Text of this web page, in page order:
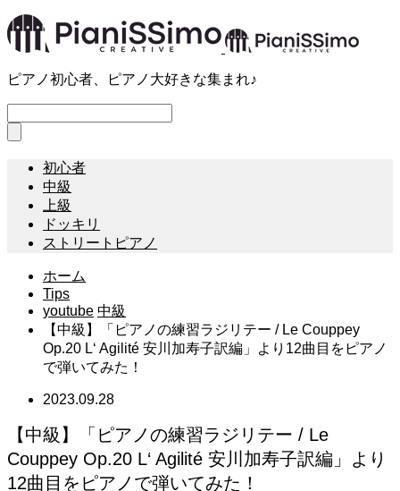
ピアノ初心者、ピアノ大好きな集まれ♪
初心者
中級
上級
ドッキリ
ストリートピアノ
ホーム
Tips
youtube 中級
【中級】「ピアノの練習ラジリテー / Le Couppey
Op.20 L‘ Agilité 安川加寿子訳編」より12曲目をピアノ
で弾いてみた！
2023.09.28
【中級】「ピアノの練習ラジリテー / Le
Couppey Op.20 L‘ Agilité 安川加寿子訳編」より
12曲目をピアノで弾いてみた！